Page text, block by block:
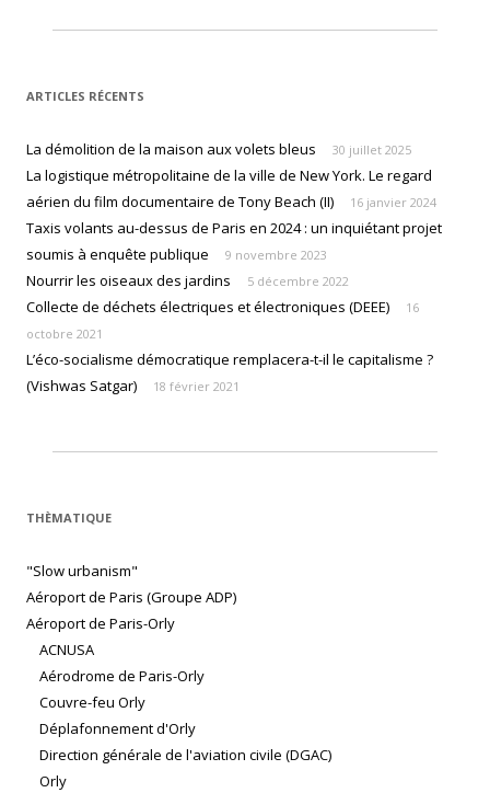
ARTICLES RÉCENTS
La démolition de la maison aux volets bleus 30 juillet 2025
La logistique métropolitaine de la ville de New York. Le regard
aérien du film documentaire de Tony Beach (II)
16 janvier 2024
Taxis volants au-dessus de Paris en 2024 : un inquiétant projet
soumis à enquête publique
9 novembre 2023
Nourrir les oiseaux des jardins 5 décembre 2022
Collecte de déchets électriques et électroniques (DEEE)
16
octobre 2021
L’éco-socialisme démocratique remplacera-t-il le capitalisme ?
(Vishwas Satgar)
18 février 2021
THÈMATIQUE
"Slow urbanism"
Aéroport de Paris (Groupe ADP)
Aéroport de Paris-Orly
ACNUSA
Aérodrome de Paris-Orly
Couvre-feu Orly
Déplafonnement d'Orly
Direction générale de l'aviation civile (DGAC)
Orly